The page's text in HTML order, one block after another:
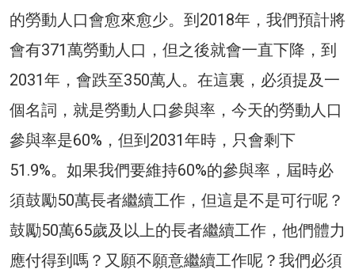
的勞動人口會愈來愈少。到2018年，我們預計將
會有371萬勞動人口，但之後就會一直下降，到
2031年，會跌至350萬人。在這裏，必須提及一
個名詞，就是勞動人口參與率，今天的勞動人口
參與率是60%，但到2031年時，只會剩下
51.9%。如果我們要維持60%的參與率，屆時必
須鼓勵50萬長者繼續工作，但這是不是可行呢？
鼓勵50萬65歲及以上的長者繼續工作，他們體力
應付得到嗎？又願不願意繼續工作呢？我們必須